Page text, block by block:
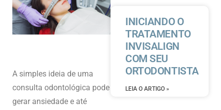
A simples ideia de uma
consulta odontológica pode
gerar ansiedade e até
INICIANDO O
TRATAMENTO
INVISALIGN
COM SEU
ORTODONTISTA
LEIA O ARTIGO »